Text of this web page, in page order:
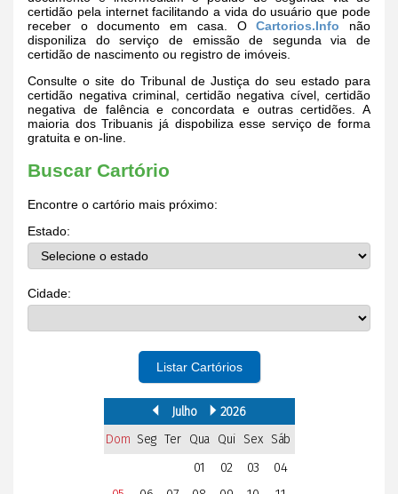
certidão pela internet facilitando a vida do usuário que pode
receber o documento em casa. OCartorios.Info não
disponiliza do serviço de emissão de segunda via de
certidão de nascimento ou registro de imóveis.
Consulte o site do Tribunal de Justiça do seu estado para
certidão negativa criminal, certidão negativa cível, certidão
negativa de falência e concordata e outras certidões. A
maioria dos Tribuanis já dispobiliza esse serviço de forma
gratuita e on-line.
Buscar Cartório
Encontre o cartório mais próximo:
Estado:
Cidade:
Listar Cartórios